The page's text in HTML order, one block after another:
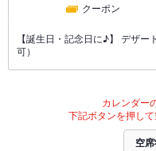
クーポン
【誕生日・記念日に♪】 デザ
可）
カレンダー
下記ボタンを押して
空